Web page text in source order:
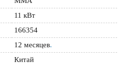
11 кВт
166354
12 месяцев.
Китай